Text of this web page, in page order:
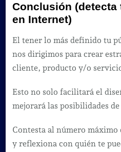
Conclusión
en Internet)
El tener lo más definido tu
nos dirigimos para crear
cliente, producto y/o
Esto no solo facilitará el
mejorará las posibilidades
Contesta al número máximo
y reflexiona con quién te